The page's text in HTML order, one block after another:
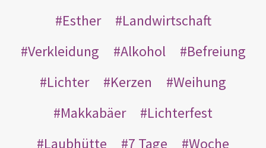
Esther
Landwirtschaft
Verkleidung
Alkohol
Befreiung
Lichter
Kerzen
Weihung
Makkabäer
Lichterfest
Laubhütte
7 Tage
Woche